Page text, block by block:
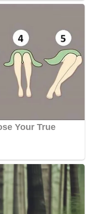
Melayu. – BERNAMA